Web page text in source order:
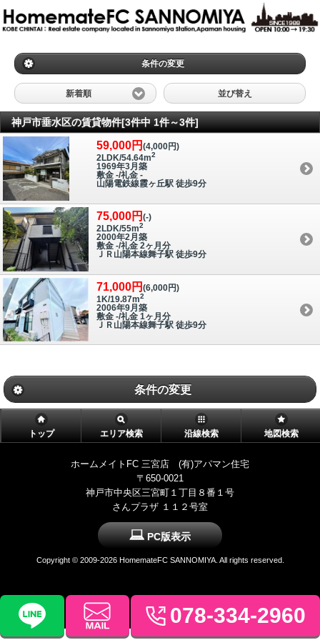
条件の変更
新着順 並び替え
神戸市垂水区の賃貸物件[3件中 1件～3件]
59,000円 (4,000円)
2LDK/54.64m2
1969年3月築
敷金 -/礼金 -
山陽電鉄線霞ヶ丘駅 徒歩9分
75,000円 (-)
2LDK/55m2
2000年2月築
敷金 -/礼金 2ヶ月分
ＪＲ山陽本線舞子駅 徒歩9分
71,000円 (6,000円)
1K/19.87m2
2006年9月築
敷金 -/礼金 1ヶ月分
ＪＲ山陽本線舞子駅 徒歩9分
条件の変更
トップ エリア検索 沿線検索 地図検索
ホームメイトFC 三宮店 (有)アパマン住宅
〒650-0021
神戸市中央区三宮町１丁目８番１号
さんプラザ １１２号室
078-334-2960
PC版表示
Copyright © 2009-2026 HomemateFC SANNOMIYA. All rights reserved.